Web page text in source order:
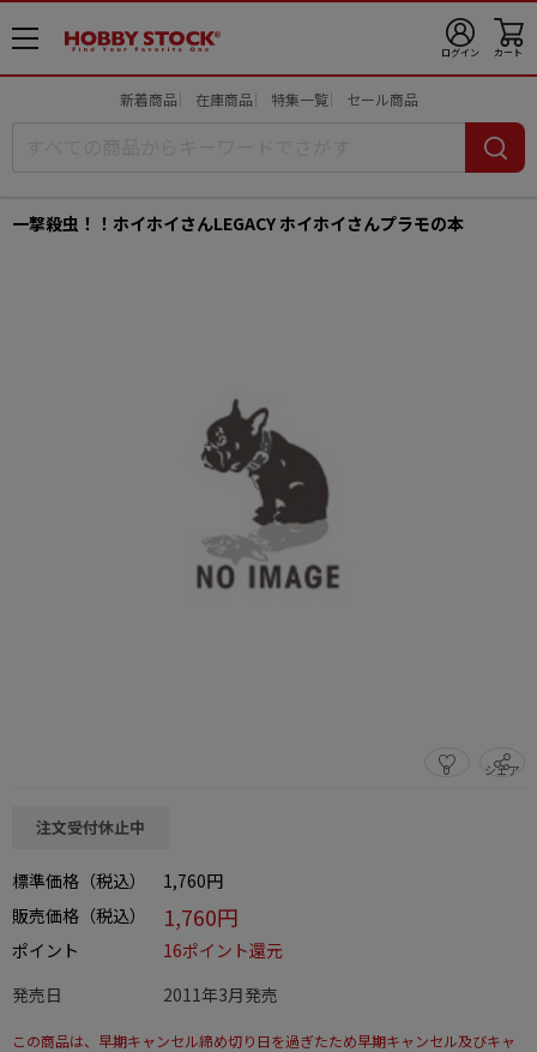
メ
ニ
ログイン カート
新着商品 在庫商品 特集一覧 セール商品
一撃殺虫！！ホイホイさんLEGACY ホイホイさんプラモの本
0 シェア
この商品をシェアする
注文受付休止中
標準価格（税込）
1,760円
販売価格（税込）
1,760円
ポイント
16ポイント還元
発売日
2011年3月発売
この商品は、早期キャンセル締め切り日を過ぎたため早期キャンセル及びキャ